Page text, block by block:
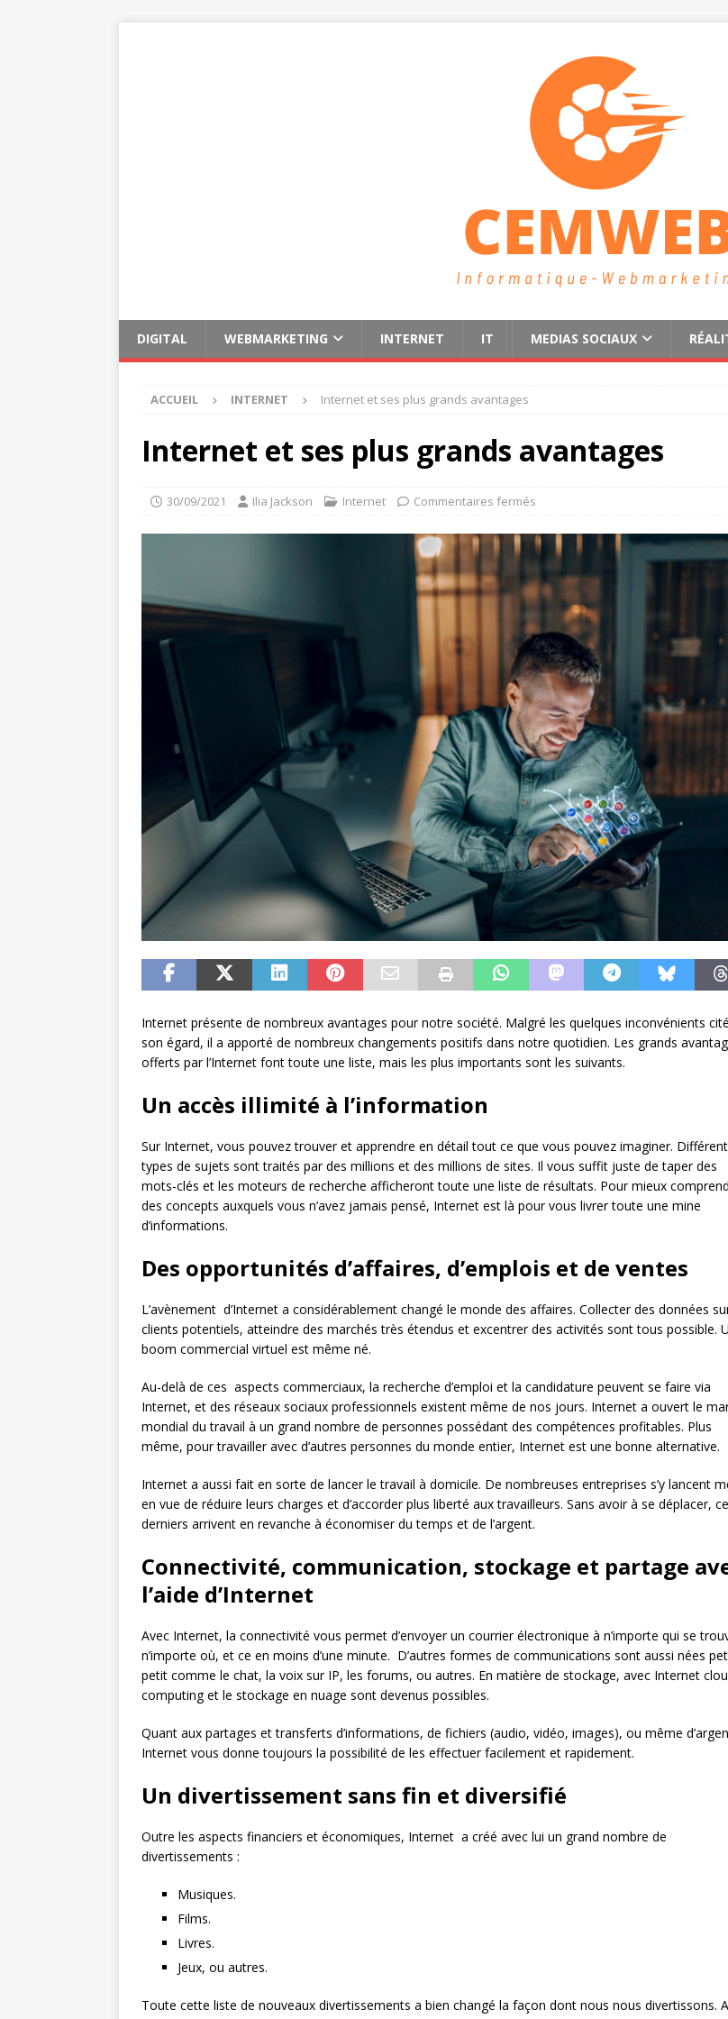
DIGITAL WEBMARKETING INTERNET IT MEDIAS SOCIAUX
ACCUEIL INTERNET Internet et ses plus grands avantages
Internet et ses plus grands avantages
30/09/2021 Ilia Jackson Internet Commentaires fermés
Internet présente de nombreux avantages pour notre société. Malgré les quelques inconvénients
son égard, il a apporté de nombreux changements positifs dans notre quotidien. Les grands
offerts par l’Internet font toute une liste, mais les plus importants sont les suivants.
Un accès illimité à l’information
Sur Internet, vous pouvez trouver et apprendre en détail tout ce que vous pouvez imaginer.
types de sujets sont traités par des millions et des millions de sites. Il vous suffit juste de taper des
mots-clés et les moteurs de recherche afficheront toute une liste de résultats. Pour mieux
des concepts auxquels vous n’avez jamais pensé, Internet est là pour vous livrer toute une mine
d’informations.
Des opportunités d’affaires, d’emplois et de ventes
L’avènement d’Internet a considérablement changé le monde des affaires. Collecter des données
clients potentiels, atteindre des marchés très étendus et excentrer des activités sont tous possible.
boom commercial virtuel est même né.
Au-delà de ces aspects commerciaux, la recherche d’emploi et la candidature peuvent se faire via
Internet, et des réseaux sociaux professionnels existent même de nos jours. Internet a ouvert le
mondial du travail à un grand nombre de personnes possédant des compétences profitables. Plus
même, pour travailler avec d’autres personnes du monde entier, Internet est une bonne alternative.
Internet a aussi fait en sorte de lancer le travail à domicile. De nombreuses entreprises s’y lancent
en vue de réduire leurs charges et d’accorder plus liberté aux travailleurs. Sans avoir à se déplacer,
derniers arrivent en revanche à économiser du temps et de l’argent.
Connectivité, communication, stockage et partage
l’aide d’Internet
Avec Internet, la connectivité vous permet d’envoyer un courrier électronique à n’importe qui se
n’importe où, et ce en moins d’une minute. D’autres formes de communications sont aussi nées
petit comme le chat, la voix sur IP, les forums, ou autres. En matière de stockage, avec Internet
computing et le stockage en nuage sont devenus possibles.
Quant aux partages et transferts d’informations, de fichiers (audio, vidéo, images), ou même
Internet vous donne toujours la possibilité de les effectuer facilement et rapidement.
Un divertissement sans fin et diversifié
Outre les aspects financiers et économiques, Internet a créé avec lui un grand nombre de
divertissements :
Musiques.
Films.
Livres.
Jeux, ou autres.
Toute cette liste de nouveaux divertissements a bien changé la façon dont nous nous divertissons.